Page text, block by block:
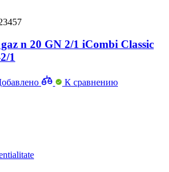
n 20 GN 2/1 iCombi Classic
1
К сравнению